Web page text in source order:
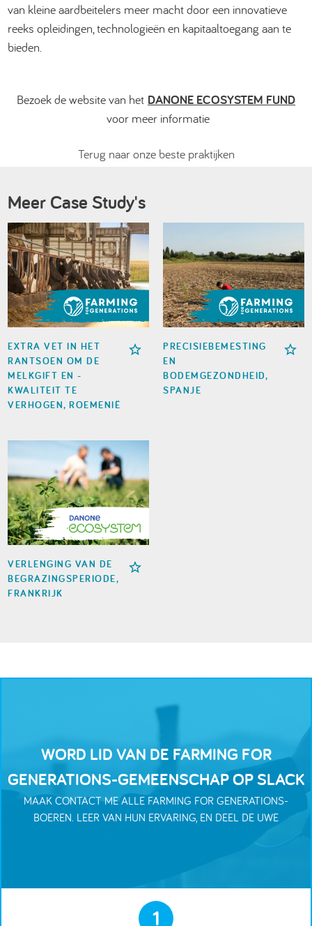
van kleine aardbeitelers meer macht door een innovatieve
reeks opleidingen, technologieën en kapitaaltoegang aan te
bieden.
Bezoek de website van het DANONE ECOSYSTEM FUND
voor meer informatie
Terug naar onze beste praktijken
Meer Case Study's
EXTRA VET IN HET
RANTSOEN OM DE
MELKGIFT EN -
KWALITEIT TE
VERHOGEN, ROEMENIË
PRECISIEBEMESTING
EN
BODEMGEZONDHEID,
SPANJE
VERLENGING VAN DE
BEGRAZINGSPERIODE,
FRANKRIJK
WORD LID VAN DE FARMING FOR
GENERATIONS-GEMEENSCHAP OP SLACK
MAAK CONTACT ME ALLE FARMING FOR GENERATIONS-
BOEREN. LEER VAN HUN ERVARING, EN DEEL DE UWE
1